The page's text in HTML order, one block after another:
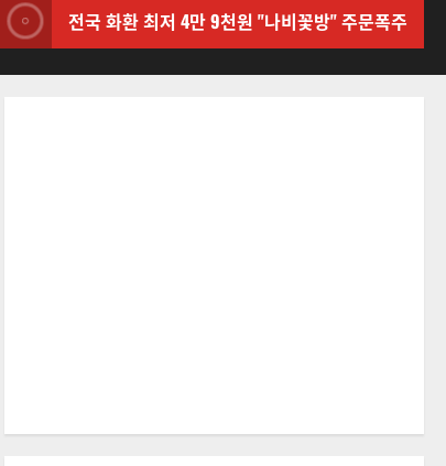
전국 화환 최저 4만 9천원 "나비꽃방" 주문폭주